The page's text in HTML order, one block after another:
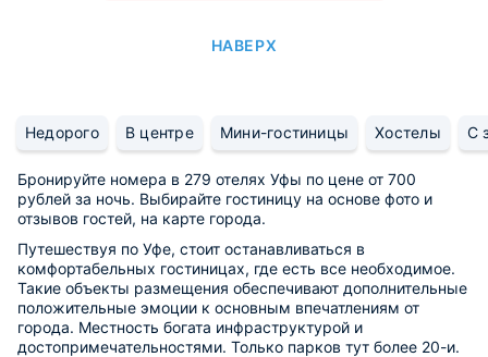
НАВЕРХ
Недорого В центре Мини-гостиницы Хостелы С
Бронируйте номера в 279 отелях Уфы по цене от 700
рублей за ночь. Выбирайте гостиницу на основе фото и
отзывов гостей, на карте города.
Путешествуя по Уфе, стоит останавливаться в
комфортабельных гостиницах, где есть все необходимое.
Такие объекты размещения обеспечивают дополнительные
положительные эмоции к основным впечатлениям от
города. Местность богата инфраструктурой и
достопримечательностями. Только парков тут более 20-и.